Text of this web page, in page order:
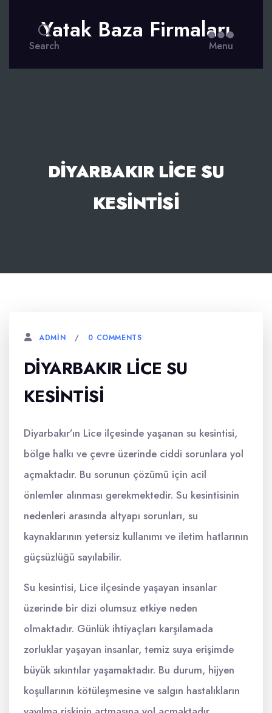
Search
Yatak Baza Firmaları
Menu
DIYARBAKIR LICE SU
KESINTISI
ADMIN 0 COMMENTS
DIYARBAKIR LICE SU
KESINTISI
Diyarbakır’ın Lice ilçesinde yaşanan su kesintisi,
bölge halkı ve çevre üzerinde ciddi sorunlara yol
açmaktadır. Bu sorunun çözümü için acil
önlemler alınması gerekmektedir. Su kesintisinin
nedenleri arasında altyapı sorunları, su
kaynaklarının yetersiz kullanımı ve iletim hatlarının
güçsüzlüğü sayılabilir.
Su kesintisi, Lice ilçesinde yaşayan insanlar
üzerinde bir dizi olumsuz etkiye neden
olmaktadır. Günlük ihtiyaçları karşılamada
zorluklar yaşayan insanlar, temiz suya erişimde
büyük sıkıntılar yaşamaktadır. Bu durum, hijyen
koşullarının kötüleşmesine ve salgın hastalıkların